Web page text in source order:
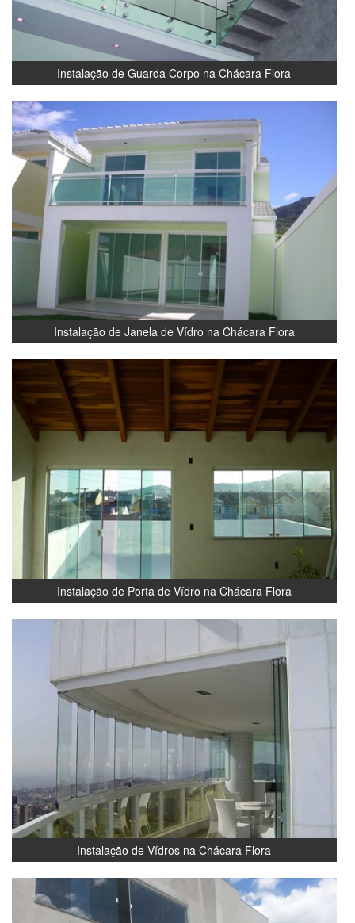
Instalação de Guarda Corpo na Chácara Flora
Instalação de Janela de Vídro na Chácara Flora
Instalação de Porta de Vídro na Chácara Flora
Instalação de Vídros na Chácara Flora